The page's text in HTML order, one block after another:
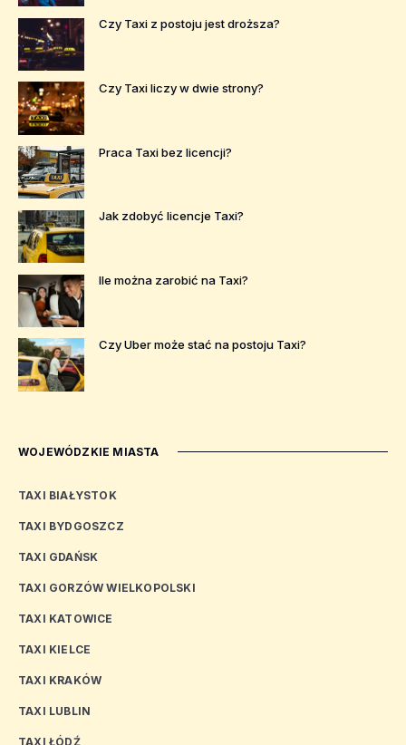
Czy Taxi z postoju jest droższa?
Czy Taxi liczy w dwie strony?
Praca Taxi bez licencji?
Jak zdobyć licencje Taxi?
Ile można zarobić na Taxi?
Czy Uber może stać na postoju Taxi?
WOJEWÓDZKIE MIASTA
TAXI BIAŁYSTOK
TAXI BYDGOSZCZ
TAXI GDAŃSK
TAXI GORZÓW WIELKOPOLSKI
TAXI KATOWICE
TAXI KIELCE
TAXI KRAKÓW
TAXI LUBLIN
TAXI ŁÓDŹ